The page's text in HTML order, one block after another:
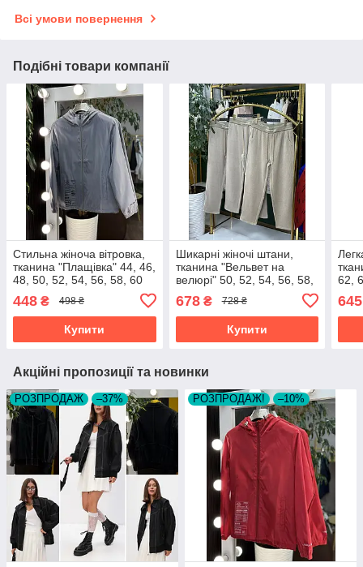
Всі умови повернення
Подібні товари компанії
Стильна жіноча вітровка,
тканина "Плащівка" 44, 46,
48, 50, 52, 54, 56, 58, 60
448 ₴ 498 ₴
Купити
Шикарні жіночі штани,
тканина "Вельвет на
велюрі" 50, 52, 54, 56, 58,
678₴ 728 ₴
Купити
62,
645
Акційні пропозиції та новинки
РОЗПРОДАЖ –37% РОЗПРОДАЖ! –10%